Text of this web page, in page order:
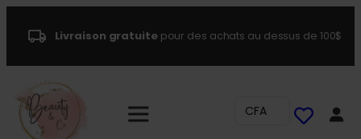
Livraison gratuitepour des achats au dessus de 100$
CFA